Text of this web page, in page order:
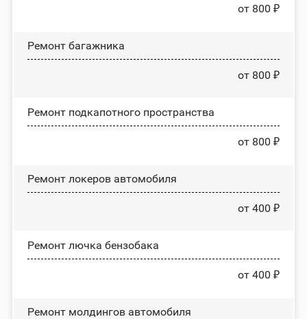
от 800 ₽
Ремонт багажника
от 800 ₽
Ремонт подкапотного пространства
от 800 ₽
Ремонт лoĸepoв автомобиля
от 400 ₽
Ремонт лючка бензобака
от 400 ₽
Ремонт молдингов автомобиля